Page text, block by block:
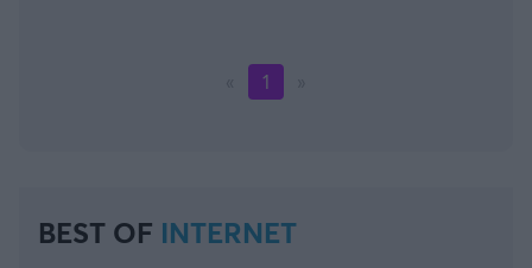
1
BEST OF INTERNET